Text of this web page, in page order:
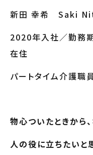
新田 幸希 Saki
2020年入社／勤務
在住
パートタイム介護職
物心ついたときから
人の役に立ちたいと